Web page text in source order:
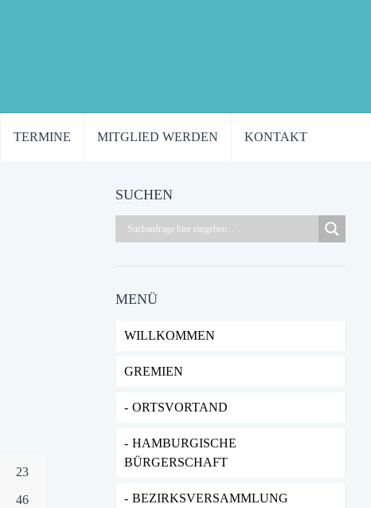
TERMINE MITGLIED WERDEN KONTAKT
23
46
SUCHEN
MENÜ
WILLKOMMEN
GREMIEN
ORTSVORTAND
HAMBURGISCHE
BÜRGERSCHAFT
BEZIRKSVERSAMMLUNG